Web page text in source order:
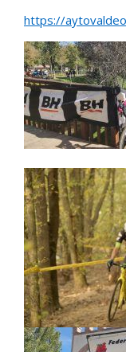
https://